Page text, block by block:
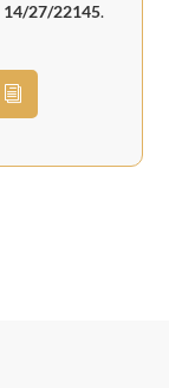
14/27/22145.